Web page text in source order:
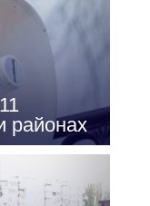
районах